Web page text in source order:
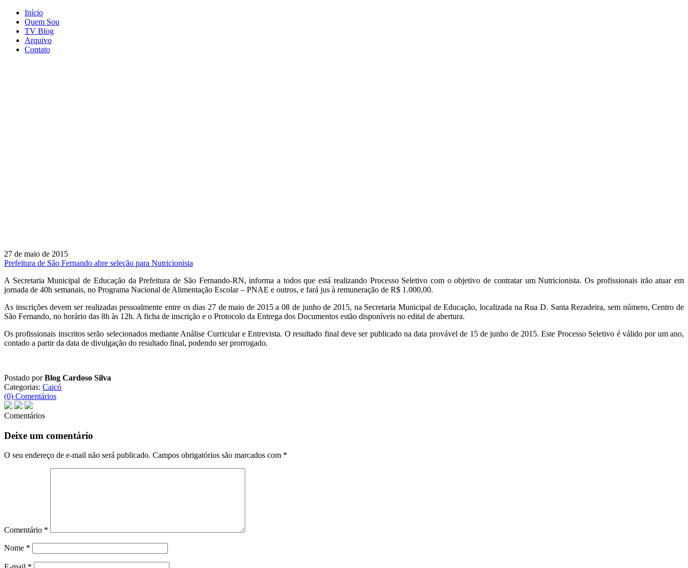
Início
Quem Sou
TV Blog
Arquivo
Contato
27 de maio de 2015
Prefeitura de São Fernando abre seleção para Nutricionista
A Secretaria Municipal de Educação da Prefeitura de São Fernando-RN, informa a todos que está realizando Processo Seletivo com o objetivo de contratar um Nutricionista. Os profissionais irão atuar em
jornada de 40h semanais, no Programa Nacional de Alimentação Escolar – PNAE e outros, e fará jus à remuneração de R$ 1.000,00.
As inscrições devem ser realizadas pessoalmente entre os dias 27 de maio de 2015 a 08 de junho de 2015, na Secretaria Municipal de Educação, localizada na Rua D. Santa Rezadeira, sem número, Centro de
São Fernando, no horário das 8h às 12h. A ficha de inscrição e o Protocolo da Entrega dos Documentos estão disponíveis no edital de abertura.
Os profissionais inscritos serão selecionados mediante Análise Curricular e Entrevista. O resultado final deve ser publicado na data provável de 15 de junho de 2015. Este Processo Seletivo é válido por um ano,
contado a partir da data de divulgação do resultado final, podendo ser prorrogado.
Postado porBlog Cardoso Silva
Categorias: Caicó
(0) Comentários
Comentários
Deixe um comentário
O seu endereço de e-mail não será publicado. Campos obrigatórios são marcados com *
Comentário *
Nome *